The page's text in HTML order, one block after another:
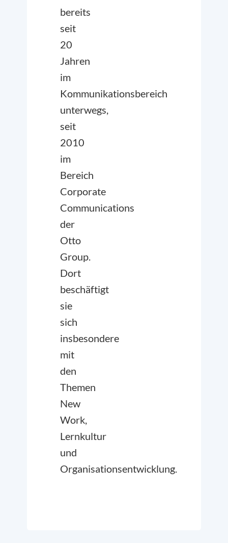
bereits
seit
20
Jahren
im
Kommunikationsbereich
unterwegs,
seit
2010
im
Bereich
Corporate
Communications
der
Otto
Group.
Dort
beschäftigt
sie
sich
insbesondere
mit
den
Themen
New
Work,
Lernkultur
und
Organisationsentwicklung.